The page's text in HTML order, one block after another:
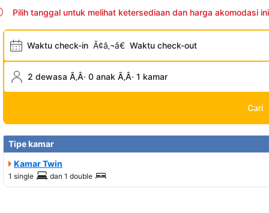
Pilih tanggal untuk melihat ketersediaan dan harga akomodasi ini
Waktu check-in Ã¢â‚¬â€ Waktu check-out
2 dewasa Ã‚Â· 0 anak Ã‚Â· 1 kamar
Cari
Tipe kamar
Kamar Twin
1 single dan 1 double